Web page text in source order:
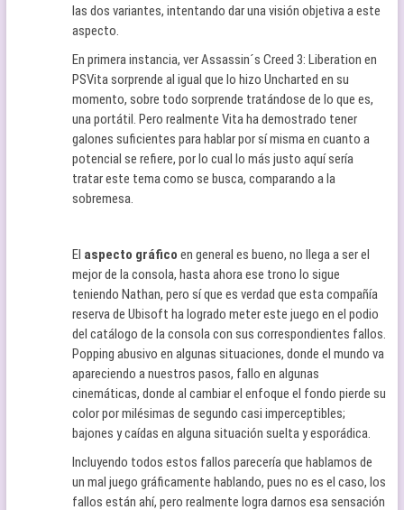
las dos variantes, intentando dar una visión objetiva a este
aspecto.
En primera instancia, ver Assassin´s Creed 3: Liberation en
PSVita sorprende al igual que lo hizo Uncharted en su
momento, sobre todo sorprende tratándose de lo que es,
una portátil. Pero realmente Vita ha demostrado tener
galones suficientes para hablar por sí misma en cuanto a
potencial se refiere, por lo cual lo más justo aquí sería
tratar este tema como se busca, comparando a la
sobremesa.
El aspecto gráfico en general es bueno, no llega a ser el
mejor de la consola, hasta ahora ese trono lo sigue
teniendo Nathan, pero sí que es verdad que esta compañía
reserva de Ubisoft ha logrado meter este juego en el podio
del catálogo de la consola con sus correspondientes fallos.
Popping abusivo en algunas situaciones, donde el mundo va
apareciendo a nuestros pasos, fallo en algunas
cinemáticas, donde al cambiar el enfoque el fondo pierde su
color por milésimas de segundo casi imperceptibles;
bajones y caídas en alguna situación suelta y esporádica.
Incluyendo todos estos fallos parecería que hablamos de
un mal juego gráficamente hablando, pues no es el caso, los
fallos están ahí, pero realmente logra darnos esa sensación